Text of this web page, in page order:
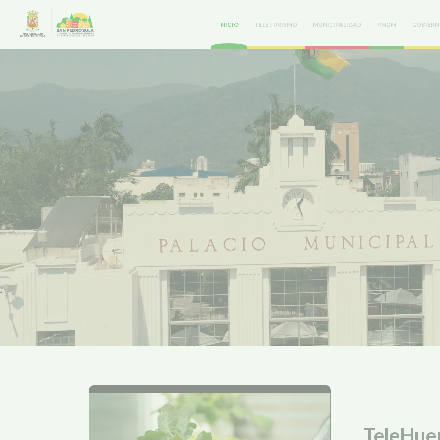
INICIO TELETURISMO MUNICIPALIDAD PMDM